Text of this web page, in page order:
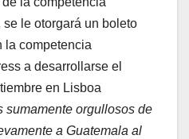
le otorgará un boleto
la competencia
a desarrollarse el
en Lisboa
sumamente orgullosos de
a Guatemala al